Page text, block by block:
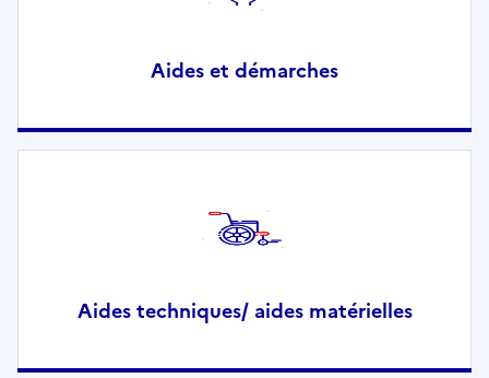
Aides et démarches
Aides techniques/ aides matérielles